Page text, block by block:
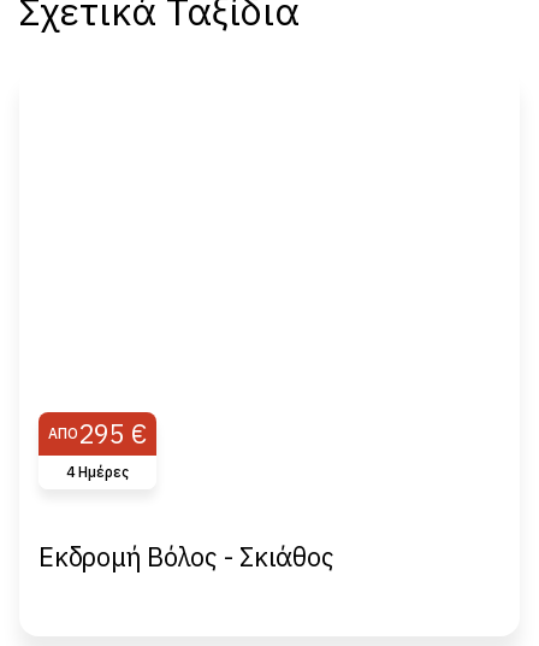
Σχετικά Ταξίδια
ΑΠΌ 295 €
4 Ημέρες
Εκδρομή Βόλος - Σκιάθος